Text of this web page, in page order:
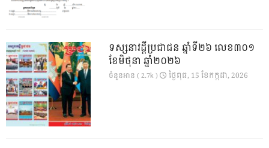
ទស្សនាវដ្ដីប្រជាជន ឆ្នាំទី២៦ លេខ៣០១
ខែមិថុនា ឆ្នាំ២០២៦
ចំនួនអាន ( 2.7k ) ថ្ងៃ​ពុធ, 15 ខែ​កក្កដា, 2026